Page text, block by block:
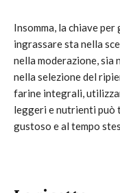
Insomma, la chiave
ingrassare sta nella
nella moderazione, sia
nella selezione del
farine integrali,
leggeri e nutrienti può
gustoso e al tempo